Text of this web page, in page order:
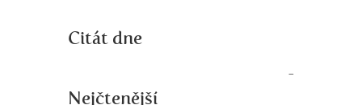
Citát dne
Nejčtenější